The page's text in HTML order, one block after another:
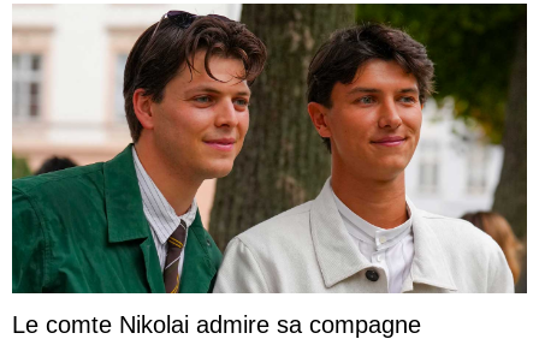
Le comte Nikolai admire sa compagne